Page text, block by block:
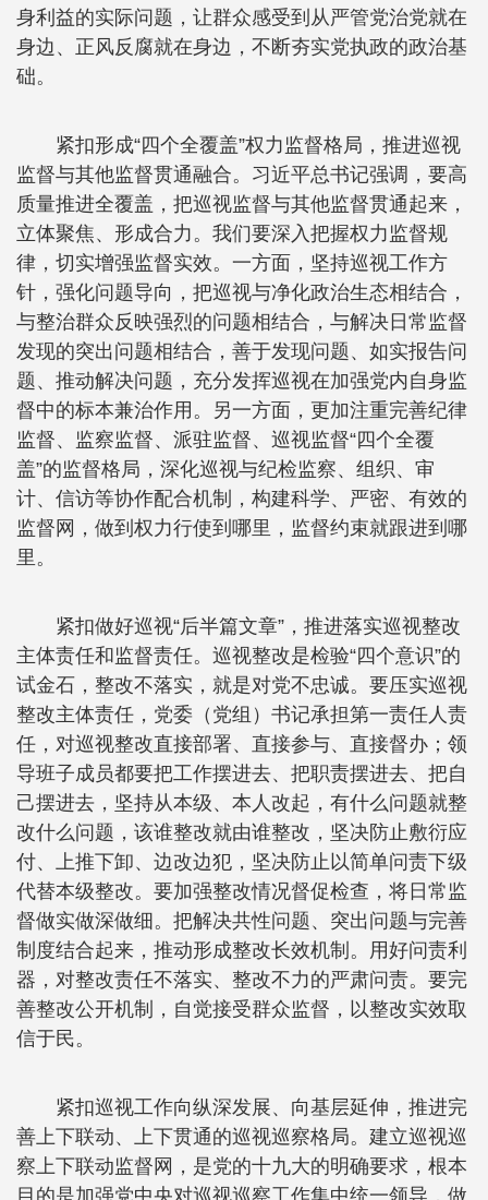
身利益的实际问题，让群众感受到从严管党治党就在
身边、正风反腐就在身边，不断夯实党执政的政治基
础。
紧扣形成“四个全覆盖”权力监督格局，推进巡视
监督与其他监督贯通融合。习近平总书记强调，要高
质量推进全覆盖，把巡视监督与其他监督贯通起来，
立体聚焦、形成合力。我们要深入把握权力监督规
律，切实增强监督实效。一方面，坚持巡视工作方
针，强化问题导向，把巡视与净化政治生态相结合，
与整治群众反映强烈的问题相结合，与解决日常监督
发现的突出问题相结合，善于发现问题、如实报告问
题、推动解决问题，充分发挥巡视在加强党内自身监
督中的标本兼治作用。另一方面，更加注重完善纪律
监督、监察监督、派驻监督、巡视监督“四个全覆
盖”的监督格局，深化巡视与纪检监察、组织、审
计、信访等协作配合机制，构建科学、严密、有效的
监督网，做到权力行使到哪里，监督约束就跟进到哪
里。
紧扣做好巡视“后半篇文章”，推进落实巡视整改
主体责任和监督责任。巡视整改是检验“四个意识”的
试金石，整改不落实，就是对党不忠诚。要压实巡视
整改主体责任，党委（党组）书记承担第一责任人责
任，对巡视整改直接部署、直接参与、直接督办；领
导班子成员都要把工作摆进去、把职责摆进去、把自
己摆进去，坚持从本级、本人改起，有什么问题就整
改什么问题，该谁整改就由谁整改，坚决防止敷衍应
付、上推下卸、边改边犯，坚决防止以简单问责下级
代替本级整改。要加强整改情况督促检查，将日常监
督做实做深做细。把解决共性问题、突出问题与完善
制度结合起来，推动形成整改长效机制。用好问责利
器，对整改责任不落实、整改不力的严肃问责。要完
善整改公开机制，自觉接受群众监督，以整改实效取
信于民。
紧扣巡视工作向纵深发展、向基层延伸，推进完
善上下联动、上下贯通的巡视巡察格局。建立巡视巡
察上下联动监督网，是党的十九大的明确要求，根本
目的是加强党中央对巡视巡察工作集中统一领导，做